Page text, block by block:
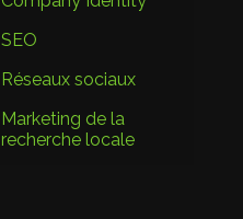
SEO
Réseaux sociaux
Marketing de la
recherche locale